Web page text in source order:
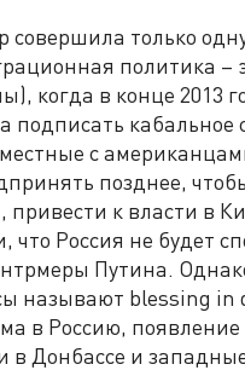
только
политика –
когда в конце 2013
подписать
с
позднее,
привести к власти в
Россия не будет
Путина.
называют blessing in
в Россию,
в Донбассе и